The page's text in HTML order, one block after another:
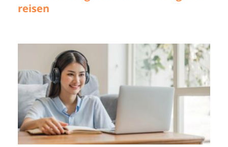
reisen